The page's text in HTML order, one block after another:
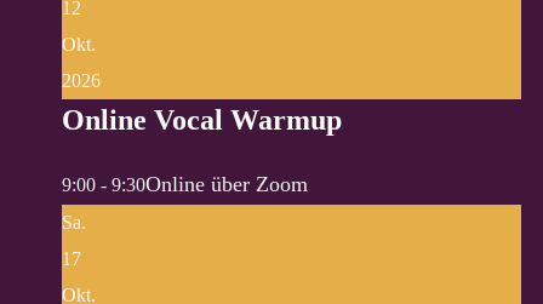
12
Okt.
2026
Online Vocal Warmup
9:00 - 9:30Online über Zoom
Sa.
17
Okt.